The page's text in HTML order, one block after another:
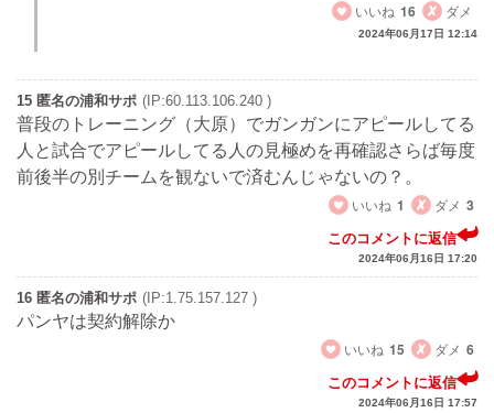
いいね 16 ダメ
2024年06月17日 12:14
15 匿名の浦和サポ (IP:60.113.106.240 )
普段のトレーニング（大原）でガンガンにアピールしてる
人と試合でアピールしてる人の見極めを再確認さらば毎度
前後半の別チームを観ないで済むんじゃないの？。
いいね 1 ダメ 3
このコメントに返信
2024年06月16日 17:20
16 匿名の浦和サポ (IP:1.75.157.127 )
パンヤは契約解除か
いいね 15 ダメ 6
このコメントに返信
2024年06月16日 17:57